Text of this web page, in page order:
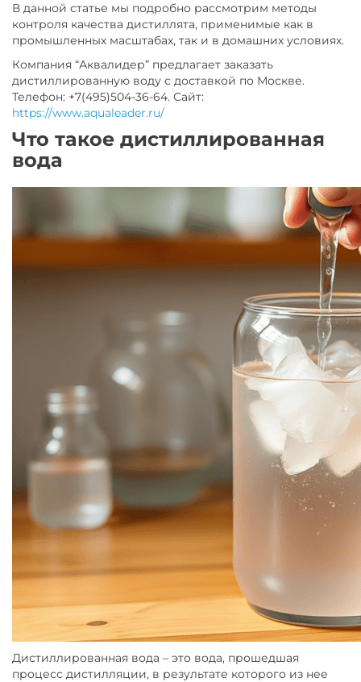
В данной статье мы подробно рассмотрим методы
контроля качества дистиллята, применимые как в
промышленных масштабах, так и в домашних условиях.
Компания “Аквалидер” предлагает заказать
дистиллированную воду с доставкой по Москве.
Телефон: +7(495)504-36-64. Сайт:
https://www.aqualeader.ru/
Что такое дистиллированная
вода
Дистиллированная вода – это вода, прошедшая
процесс дистилляции, в результате которого из нее